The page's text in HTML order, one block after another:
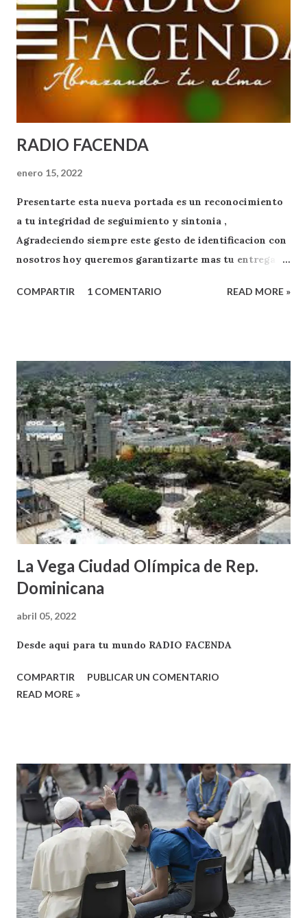
RADIO FACENDA
enero 15, 2022
Presentarte esta nueva portada es un reconocimiento
a tu integridad de seguimiento y sintonia ,
Agradeciendo siempre este gesto de identificacion con
nosotros hoy queremos garantizarte mas tu entrega
.
COMPARTIR 1 COMENTARIO READ MORE »
La Vega Ciudad Olímpica de Rep.
Dominicana
abril 05, 2022
Desde aqui para tu mundo RADIO FACENDA
COMPARTIR
PUBLICAR UN COMENTARIO
READ MORE »